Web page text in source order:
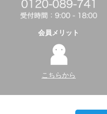
会員メリット
こちらから